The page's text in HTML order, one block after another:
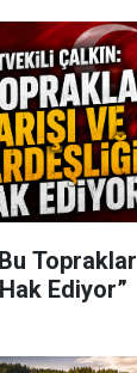
Topraklar
Ediyor”